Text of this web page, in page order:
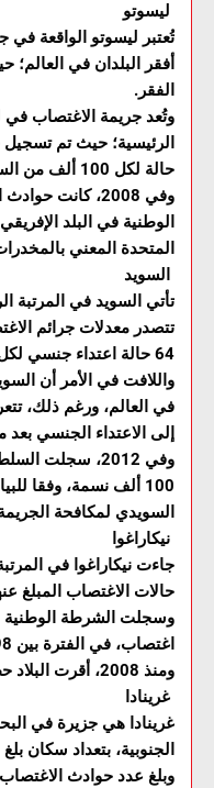
ليسوتو
تُعتبر ليسوتو الواقعة في
أفقر البلدان في
الفقر.
وتُعد جريمة الاغتصاب في
حالة لكل 100 ألف من السكان.
وفي 2008، كانت
الوطنية في البلد
المتحدة المعني
السويد
تأتي السويد في المرتبة
تتصدر معدلات جرائم
64 حالة اعتداء جنسي لكل 100 ألف شخص.
واللافت في الأمر أن
إلى الاعتداء الجنسي بعد
100 ألف نسمة، وفقا
السويدي لمكافحة
نيكاراغوا
جاءت نيكاراغوا في
حالات الاغتصاب المبلغ عنها 32 حالة لكل 100 ألف
اغتصاب، في الفترة بين 1998 و2008.
ومنذ 2008، أقرت البلاد حظر الإجهاض، واعتباره غير قانوني.
غرينادا
غرينادا هي جزيرة في
الجنوبية، بتعداد سكان بلغ 107 آلاف و825، عام 2017.